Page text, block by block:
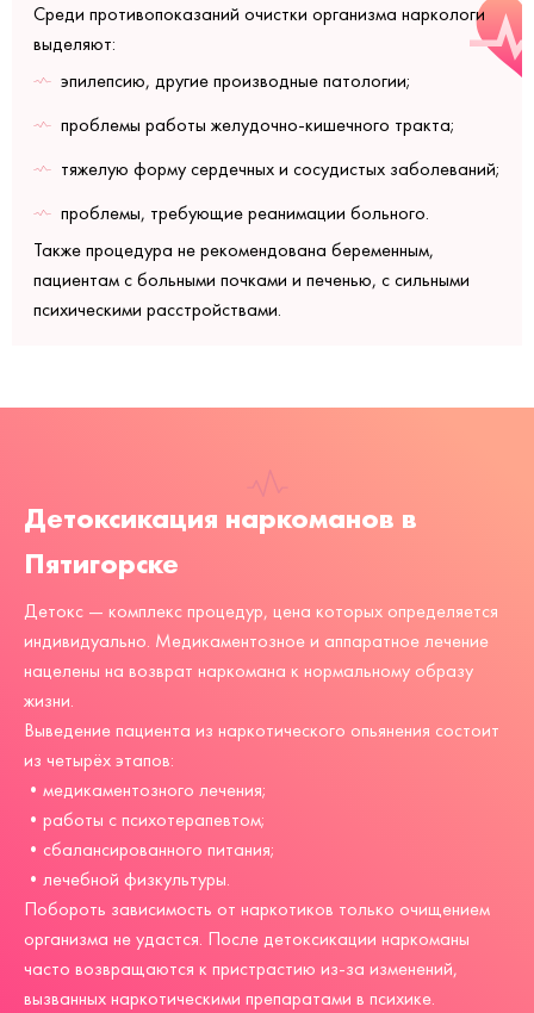
Среди противопоказаний очистки организма наркологи
выделяют:
эпилепсию, другие производные патологии;
проблемы работы желудочно-кишечного тракта;
тяжелую форму сердечных и сосудистых заболеваний;
проблемы, требующие реанимации больного.
Также процедура не рекомендована беременным,
пациентам с больными почками и печенью, с сильными
психическими расстройствами.
Детоксикация наркоманов в
Пятигорске
Детокс — комплекс процедур, цена которых определяется
индивидуально. Медикаментозное и аппаратное лечение
нацелены на возврат наркомана к нормальному образу
жизни.
Выведение пациента из наркотического опьянения состоит
из четырёх этапов:
•медикаментозного лечения;
•работы с психотерапевтом;
•сбалансированного питания;
•лечебной физкультуры.
Побороть зависимость от наркотиков только очищением
организма не удастся. После детоксикации наркоманы
часто возвращаются к пристрастию из-за изменений,
вызванных наркотическими препаратами в психике.